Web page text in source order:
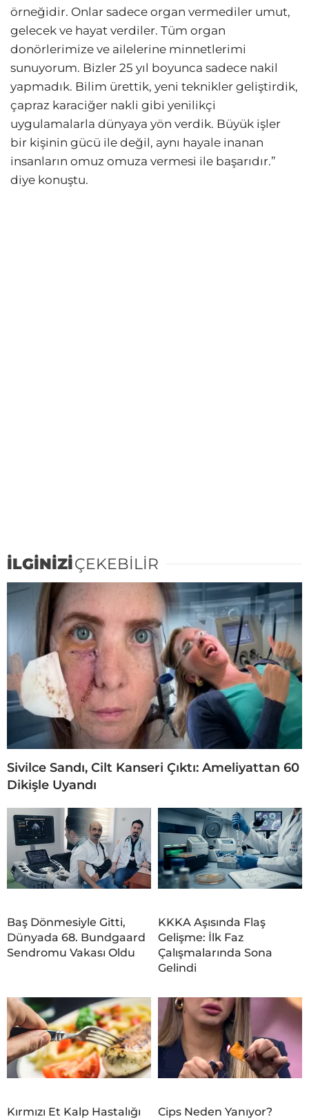
örneğidir. Onlar sadece organ vermediler umut,
gelecek ve hayat verdiler. Tüm organ
donörlerimize ve ailelerine minnetlerimi
sunuyorum. Bizler 25 yıl boyunca sadece nakil
yapmadık. Bilim ürettik, yeni teknikler geliştirdik,
çapraz karaciğer nakli gibi yenilikçi
uygulamalarla dünyaya yön verdik. Büyük işler
bir kişinin gücü ile değil, aynı hayale inanan
insanların omuz omuza vermesi ile başarıdır.”
diye konuştu.
İLGİNİZİÇEKEBİLİR
Sivilce Sandı, Cilt Kanseri Çıktı: Ameliyattan 60
Dikişle Uyandı
Baş Dönmesiyle Gitti,
Dünyada 68. Bundgaard
Sendromu Vakası Oldu
KKKA Aşısında Flaş
Gelişme: İlk Faz
Çalışmalarında Sona
Gelindi
Kırmızı Et Kalp Hastalığı
Cips Neden Yanıyor?